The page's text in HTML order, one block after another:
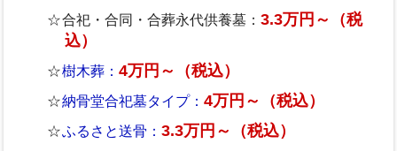
合祀・合同・合葬永代供養墓：3.3万円～（税
込）
樹木葬：4万円～（税込）
納骨堂合祀墓タイプ：4万円～（税込）
ふるさと送骨：3.3万円～（税込）